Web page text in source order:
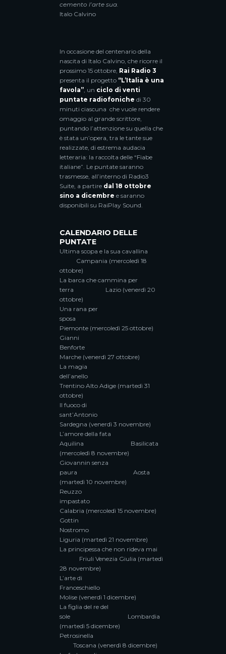
cemento l’arte sua.
Italo Calvino
In occasione del centenario della
nascita di Italo Calvino, che ricorre il
prossimo 15 ottobre, Rai Radio 3
presenta il progetto “L’Italia è una
favola”, un ciclo di venti
puntate radiofoniche di 30
minuti ciascuna che vuole rendere
omaggio al grande scrittore,
puntando l’attenzione su quella che
è stata un’opera, tra le tante sue
realizzate, di estrema audacia
letteraria: la raccolta delle “Fiabe
italiane”. Le puntate saranno
trasmesse, all’interno di Radio3
Suite, a partire dal 18 ottobre
sino a dicembre e saranno
disponibili su RaiPlay Sound.
CALENDARIO DELLE
PUNTATE
Ultima scopa e la sua cavallina
Campania (mercoledì 18
ottobre)
La barca che cammina per
terra Lazio (venerdì 20
ottobre)
Una rana per
sposa
Piemonte (mercoledì 25 ottobre)
Gianni
Benforte
Marche (venerdì 27 ottobre)
La magia
dell’anello
Trentino Alto Adige (martedì 31
ottobre)
Il fuoco di
sant’Antonio
Sardegna (venerdì 3 novembre)
L’amore della fata
Aquilina Basilicata
(mercoledì 8 novembre)
Giovannin senza
paura Aosta
(martedì 10 novembre)
Reuzzo
impastato
Calabria (mercoledì 15 novembre)
Gottin
Nostromo
Liguria (martedì 21 novembre)
La principessa che non rideva mai
Friuli Venezia Giulia (martedì
28 novembre)
L’arte di
Franceschiello
Molise (venerdì 1 dicembre)
La figlia del re del
sole Lombardia
(martedì 5 dicembre)
Petrosinella
Toscana (venerdì 8 dicembre)